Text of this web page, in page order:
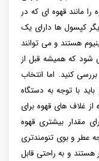
مانند قهوه ای که در
کپسول ها دارای یک
هستند و می توانند
شود که همیشه قبل از
کنید. اما انتخاب
با توجه به دستگاه
از غلاف های قهوه برای
مقدار بیشتری قهوه
و در نتیجه عطر و بوی تنومندتری
و به راحتی قابل